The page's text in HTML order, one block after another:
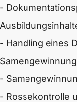
-
- Handling eines
Samengewinnung
-
- Rossekontrolle